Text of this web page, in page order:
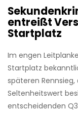
entreißt
Startplatz
Im engen
Startplatz
späteren
Seltenheitswert
entscheidenden